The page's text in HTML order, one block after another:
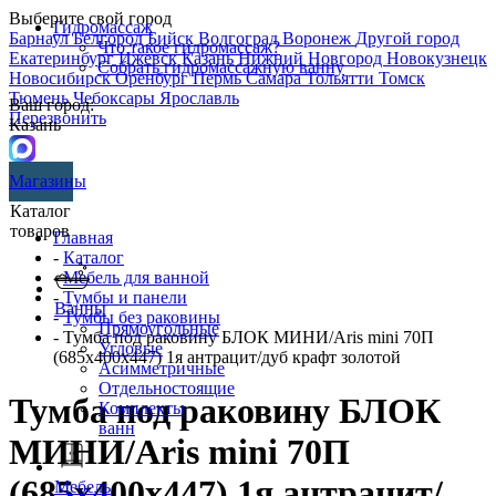
Выберите свой город
БарнаулБелгородБийск ВолгоградВоронеж Другой город
ЕкатеринбургИжевскКазаньНижний Новгород Новокузнецк
НовосибирскОренбургПермьСамараТольятти Томск
ТюменьЧебоксары Ярославль
Перезвонить
Гидромассаж
Что такое гидромассаж?
Собрать гидромассажную ванну
Ваш город:
Казань
Магазины
Каталог
товаров
Ванны
Прямоугольные
Угловые
Асимметричные
Отдельностоящие
Комплекты
ванн
Мебель
Главная
- Каталог
-Мебель для ванной
- Тумбы и панели
-Тумбы без раковины
- Тумба под раковину БЛОК МИНИ/Aris mini 70П
(685х400х447) 1я антрацит/дуб крафт золотой
Тумба под раковину БЛОК
МИНИ/Aris mini 70П